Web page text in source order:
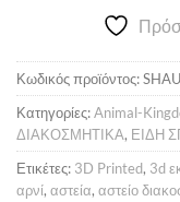
Κωδικός προϊόντος:
Κατηγορίες:Animal-
ΔΙΑΚΟΣΜΗΤΙΚΑ, ΕΙΔΗ
Ετικέτες: 3D Printed, 3d
αρνί, αστεία, αστείο